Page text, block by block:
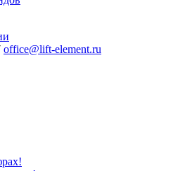
office@lift-element.ru